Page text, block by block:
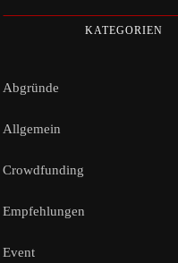
KATEGORIEN
Abgründe
Allgemein
Crowdfunding
Empfehlungen
Event